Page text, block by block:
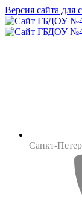
Версия сайта для
Санкт-